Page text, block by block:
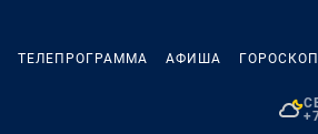
ТЕЛЕПРОГРАММА АФИША ГОРОСКОП